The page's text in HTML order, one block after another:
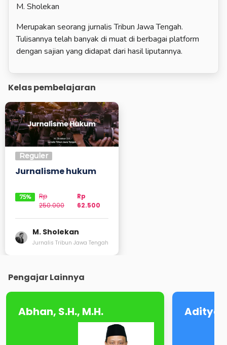
M. Sholekan
Merupakan seorang jurnalis Tribun Jawa Tengah.
Tulisannya telah banyak di muat di berbagai platform
dengan sajian yang didapat dari hasil liputannya.
Kelas pembelajaran
Reguler
Jurnalisme hukum
75%
Rp
250.000
Rp
62.500
M. Sholekan
Jurnalis Tribun Jawa Tengah
Pengajar Lainnya
Abhan, S.H., M.H. Aditya